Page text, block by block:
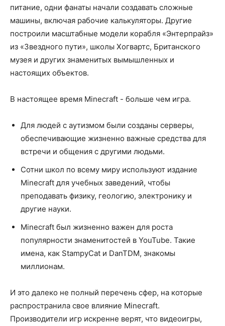
питание, одни фанаты начали создавать сложные
машины, включая рабочие калькуляторы. Другие
построили масштабные модели корабля «Энтерпрайз»
из «Звездного пути», школы Хогвартс, Британского
музея и других знаменитых вымышленных и
настоящих объектов.
В настоящее время Minecraft - больше чем игра.
Для людей с аутизмом были созданы серверы,
обеспечивающие жизненно важные средства для
встречи и общения с другими людьми.
Сотни школ по всему миру используют издание
Minecraft для учебных заведений, чтобы
преподавать физику, геологию, электронику и
другие науки.
Minecraft был жизненно важен для роста
популярности знаменитостей в YouTube. Такие
имена, как StampyCat и DanTDM, знакомы
миллионам.
И это далеко не полный перечень сфер, на которые
распространила свое влияние Minecraft.
Производители игр искренне верят, что видеоигры,